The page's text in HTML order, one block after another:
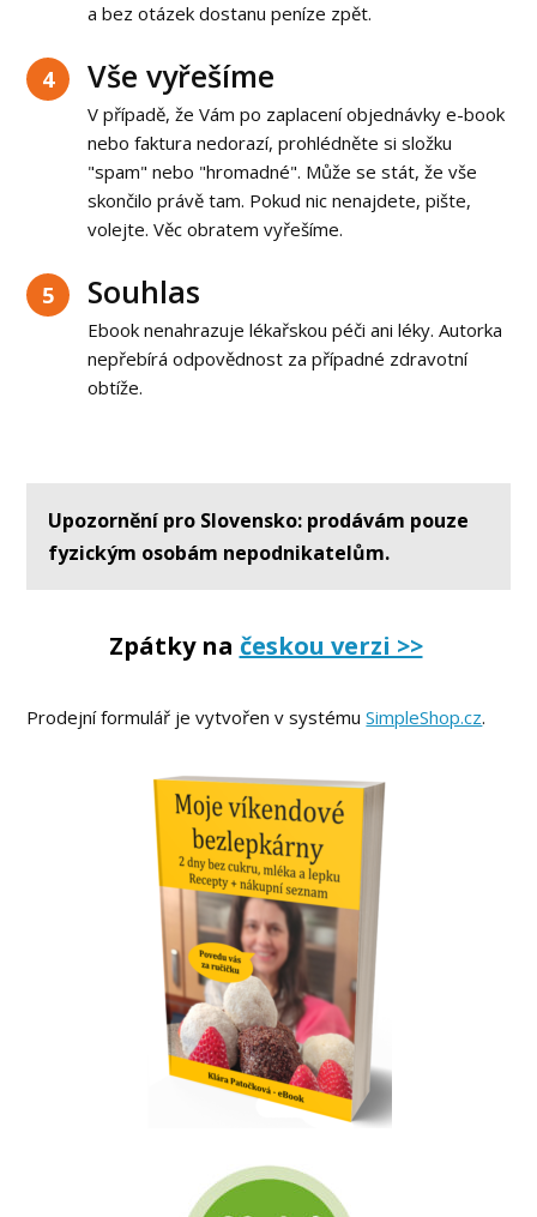
a bez otázek dostanu peníze zpět.
4 Vše vyřešíme
V případě, že Vám po zaplacení objednávky e-book
nebo faktura nedorazí, prohlédněte si složku
"spam" nebo "hromadné". Může se stát, že vše
skončilo právě tam. Pokud nic nenajdete, pište,
volejte. Věc obratem vyřešíme.
5 Souhlas
Ebook nenahrazuje lékařskou péči ani léky. Autorka
nepřebírá odpovědnost za případné zdravotní
obtíže.
Upozornění pro Slovensko: prodávám pouze
fyzickým osobám nepodnikatelům.
Zpátky na českou verzi >>
Prodejní formulář je vytvořen v systémuSimpleShop.cz.